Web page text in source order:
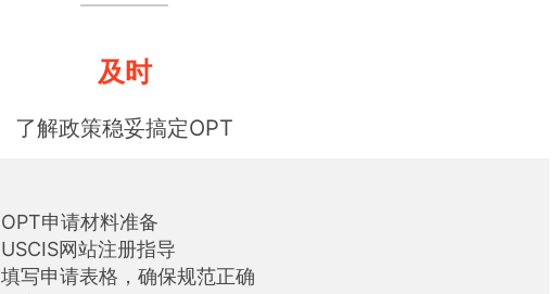
及时
了解政策稳妥搞定OPT
OPT申请材料准备
USCIS网站注册指导
填写申请表格，确保规范正确